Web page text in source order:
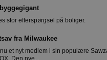
stor efterspørgsel på boliger.
fra Milwaukee
et nyt medlem i sin populære
Den nye...